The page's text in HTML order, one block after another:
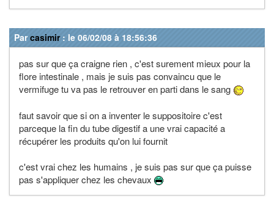
Parcasimir: le 06/02/08 à 18:56:36
pas sur que ça craigne rien , c'est surement mieux pour la
flore intestinale , mais je suis pas convaincu que le
vermifuge tu va pas le retrouver en parti dans le sang
faut savoir que si on a inventer le suppositoire c'est
parceque la fin du tube digestif a une vrai capacité a
récupérer les produits qu'on lui fournit
c'est vrai chez les humains , je suis pas sur que ça puisse
pas s'appliquer chez les chevaux